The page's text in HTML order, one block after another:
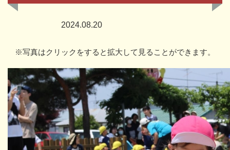
2024.08.20
※写真はクリックをすると拡大して見ることができます。